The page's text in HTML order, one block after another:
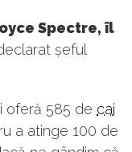
Spectre, îl
șeful
oferă 585 de cai
a atinge 100 de